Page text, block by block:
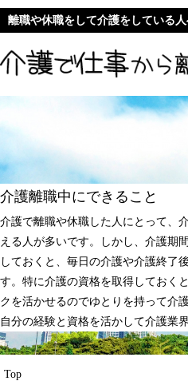
離職や休職をして介護をしている
介護離職中にできること
介護で離職や休職した人にとって、
える人が多いです。しかし、介護期
しておくと、毎日の介護や介護終了
す。特に介護の資格を取得しておく
クを活かせるのでゆとりを持って介
自分の経験と資格を活かして介護業
Top